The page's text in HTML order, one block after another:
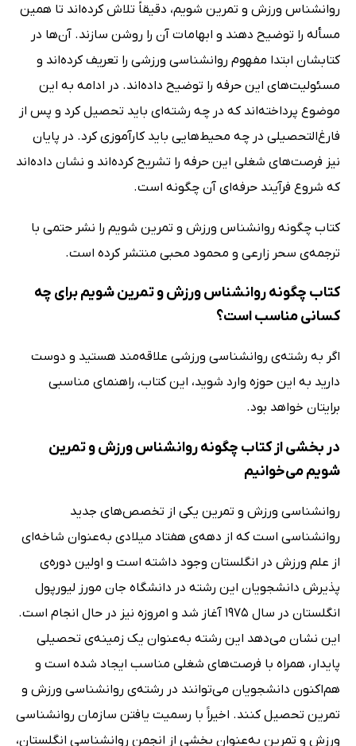
روانشناس ورزش و تمرین شویم، دقیقاً تلاش کرده‌اند تا همین
مسأله را توضیح دهند و ابهامات آن را روشن سازند. آن‌ها در
کتابشان ابتدا مفهوم روانشناسی ورزشی را تعریف کرده‌اند و
مسئولیت‌های این حرفه را توضیح داده‌اند. در ادامه به این
موضوع پرداخته‌اند که در چه رشته‌ای باید تحصیل کرد و پس از
فارغ‌التحصیلی در چه محیط‌هایی باید کارآموزی کرد. در پایان
نیز فرصت‌های شغلی این حرفه را تشریح کرده‌اند و نشان داده‌اند
که شروع فرآیند حرفه‌ای آن چگونه است.
کتاب چگونه روانشناس ورزش و تمرین شویم را نشر حتمی با
ترجمه‌ی سحر زارعی و محمود محبی منتشر کرده است.
کتاب چگونه روانشناس ورزش و تمرین شویم برای چه
کسانی مناسب است؟
اگر به رشته‌ی روانشناسی ورزشی علاقه‌مند هستید و دوست
دارید به این حوزه وارد شوید، این کتاب، راهنمای مناسبی
برایتان خواهد بود.
در بخشی از کتاب چگونه روانشناس ورزش و تمرین
شویم می‌خوانیم
روانشناسی ورزش و تمرین یکی از تخصص‌های جدید
روانشناسی است که از دهه‌ی هفتاد میلادی به‌عنوان شاخه‌ای
از علم ورزش در انگلستان وجود داشته است و اولین دوره‌ی
پذیرش دانشجویان این رشته در دانشگاه جان مورز لیورپول
انگلستان در سال 1975 آغاز شد و امروزه نیز در حال انجام است.
این نشان می‌دهد این رشته به‌عنوان یک زمینه‌ی تحصیلی
پایدار، همراه با فرصت‌های شغلی مناسب ایجاد شده است و
هم‌اکنون دانشجویان می‌توانند در رشته‌ی روانشناسی ورزش و
تمرین تحصیل کنند. اخیراََ با رسمیت یافتن سازمان روانشناسی
ورزش و تمرین به‌عنوان بخشی از انجمن روانشناسی انگلستان،